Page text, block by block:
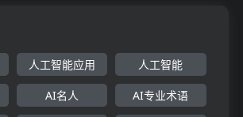
人工智能应用 人工智能
AI名人 AI专业术语